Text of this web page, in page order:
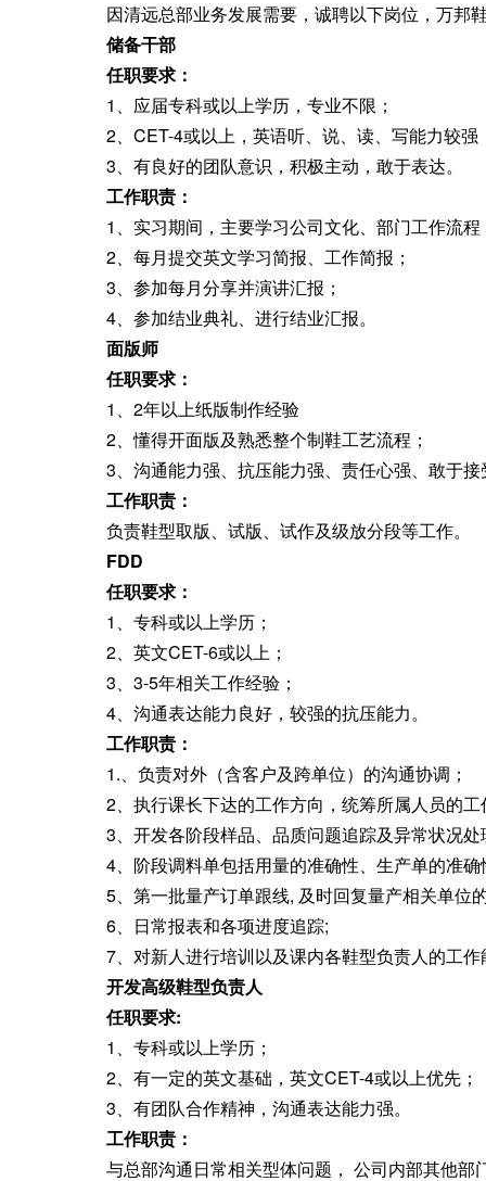
因清远总部业务发展需要 ， 诚聘以下岗位，万邦
储备干部
任职要求：
1、应届专科或以上学历 ， 专业不限；
2、CET-4或以上 ， 英语听、说、读、写能力较强
3、有良好的团队意识 ， 积极主动，敢于表达。
工作职责：
1、实习期间 ， 主要学习公司文化、部门工作流程
2、每月提交英文学习简报、工作简报 ；
3、参加每月分享并演讲汇报 ；
4、参加结业典礼、进行结业汇报。
面版师
任职要求：
1、2年以上纸版制作经验
2、懂得开面版及熟悉整个制鞋工艺流程 ；
3、沟通能力强、抗压能力强、责任心强、敢于接
工作职责：
负责鞋型取版、试版、试作及级放分段等工作。
FDD
任职要求：
1、专科或以上学历 ；
2、英文CET-6或以上 ；
3、3-5年相关工作经验 ；
4、沟通表达能力良好 ， 较强的抗压能力。
工作职责：
1.、负责对外（含客户及跨单位）的沟通协调 ；
2、执行课长下达的工作方向 ， 统筹所属人员的
3、开发各阶段样品、品质问题追踪及异常状况处
4、阶段调料单包括用量的准确性、生产单的准确
5、第一批量产订单跟线, 及时回复量产相关单位
6、日常报表和各项进度追踪;
7、对新人进行培训以及课内各鞋型负责人的工作
开发高级鞋型负责人
任职要求:
1、专科或以上学历 ；
2、有一定的英文基础 ， 英文CET-4或以上优先；
3、有团队合作精神 ， 沟通表达能力强。
工作职责：
与总部沟通日常相关型体问题 ， 公司内部其他部